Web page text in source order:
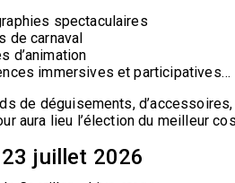
spectaculaires
de carnaval
d’animation
immersives et participatives…
de déguisements,
aura lieu l’élection du meilleur
juillet 2026